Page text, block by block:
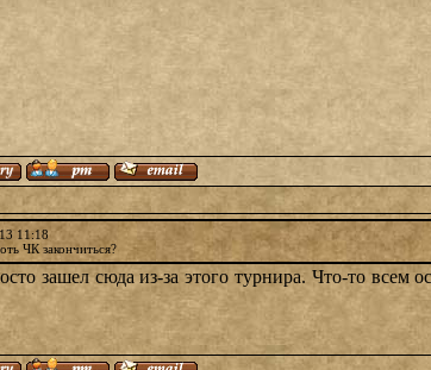
11:18
ЧК закончиться?
зашел сюда из-за этого турнира. Что-то всем